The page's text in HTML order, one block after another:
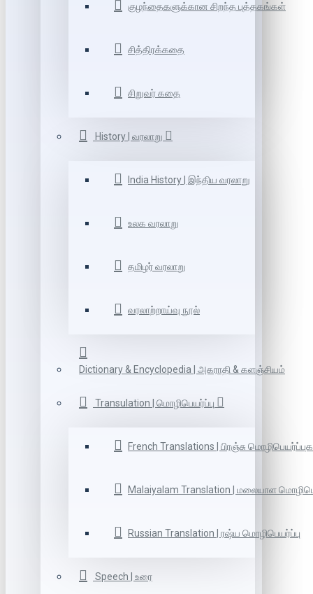
குழந்தைகளுக்கான சிறந்த புத்தகங்கள்
சித்திரக்கதை
சிறுவர் கதை
History | வரலாறு
India History | இந்திய வரலாறு
உலக வரலாறு
தமிழர் வரலாறு
வரலாற்றாய்வு நூல்
Dictionary & Encyclopedia | அகராதி & களஞ்சியம்
Transulation | மொழிபெயர்ப்பு
French Translations | பிரஞ்சு
Malaiyalam Translation | மலையாள
Russian Translation | ரஷ்ய மொழிபெயர்ப்பு
Speech | உரை